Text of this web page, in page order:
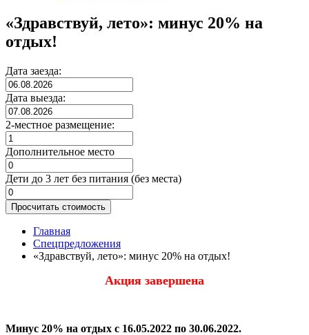
«Здравствуй, лето»: минус 20% на
отдых!
Дата заезда:
Дата выезда:
2-местное размещение:
Дополнительное место
Дети до 3 лет без питания (без места)
Просчитать стоимость
Главная
Спецпредложения
«Здравствуй, лето»: минус 20% на отдых!
Акция завершена
Минус 20% на отдых с 16.05.2022 по 30.06.2022.